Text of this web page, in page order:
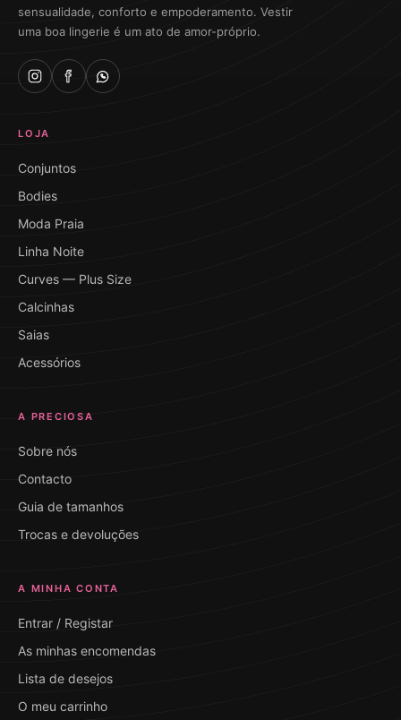
sensualidade, conforto e empoderamento. Vestir
uma boa lingerie é um ato de amor-próprio.
LOJA
Conjuntos
Bodies
Moda Praia
Linha Noite
Curves — Plus Size
Calcinhas
Saias
Acessórios
A PRECIOSA
Sobre nós
Contacto
Guia de tamanhos
Trocas e devoluções
A MINHA CONTA
Entrar / Registar
As minhas encomendas
Lista de desejos
O meu carrinho